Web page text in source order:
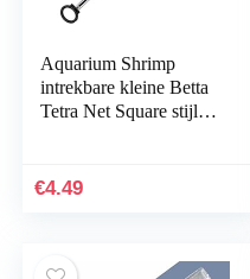
Aquarium Shrimp
intrekbare kleine Betta
Tetra Net Square stijlvol
€4.49